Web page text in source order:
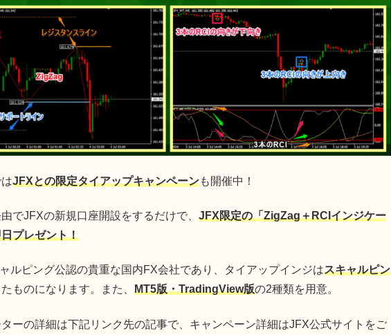
JFXとの限定タイアップキャンペーンも開催中！
でJFXの新規口座開設をするだけで、 JFX限定の「ZigZag＋RCIインジケー
プレゼント！
ルピング公認の貴重な国内FX会社であり、タイアップインジはスキャルピン
たものになります。また、 MT5版・TradingView版の2種類を用意。
ーの詳細は下記リンク先の記事で、キャンペーン詳細はJFX公式サイトをご